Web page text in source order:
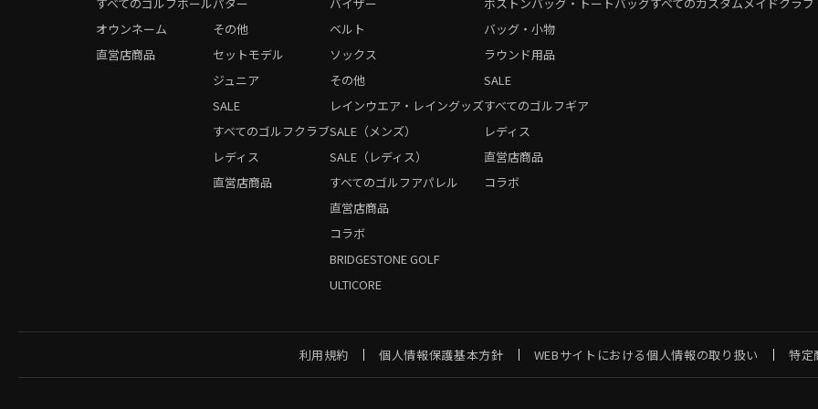
オウンネーム
直営店商品
レディス
直営店商品
その他
セットモデル
ジュニア
SALE
すべてのゴルフクラブ
直営店商品
コラボ
BRIDGESTONE GOLF
ULTICORE
ベルト
ソックス
その他
レインウエア・レイングッズ
SALE（メンズ）
SALE（レディス）
すべてのゴルフアパレル
レディス
直営店商品
コラボ
バッグ・小物
ラウンド用品
SALE
すべてのゴルフギア
利用規約 個人情報保護基本方針 WEBサイトにおける個人情報の取り扱い 特定